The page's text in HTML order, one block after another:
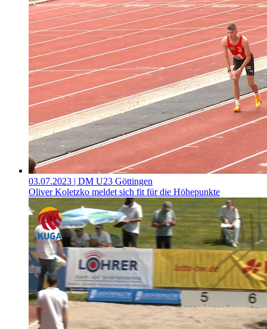
03.07.2023 | DM U23 Göttingen
Oliver Koletzko meldet sich fit für die Höhepunkte